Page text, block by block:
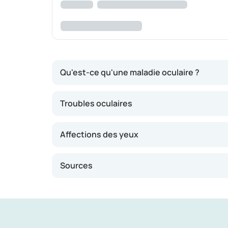
Qu'est-ce qu'une maladie oculaire ?
parfois indiquer un problème sous-jacent.
Les maladies oculaires se distinguent en
Troubles oculaires
Affections des yeux
Sources